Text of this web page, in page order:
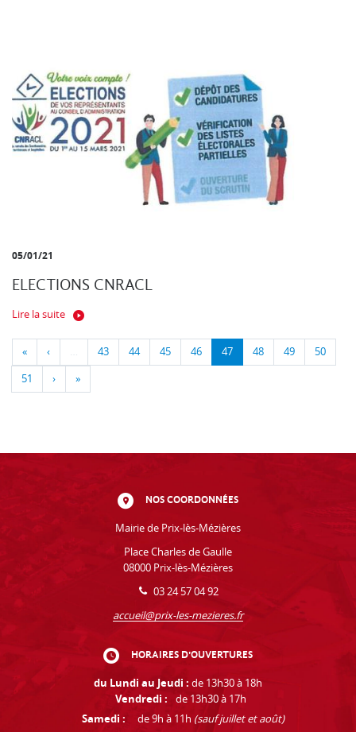
05/01/21
ELECTIONS CNRACL
Lire la suite
« ‹ … 43 44 45 46 47 48 49 50
51 › »
NOS COORDONNÉES
Mairie de Prix-lès-Mézières
Place Charles de Gaulle
08000 Prix-lès-Mézières
03 24 57 04 92
accueil@prix-les-mezieres.fr
HORAIRES D'OUVERTURES
du Lundi au Jeudi : de 13h30 à 18h
Vendredi :
de 13h30 à 17h
Samedi :
de 9h à 11h (sauf juillet et août)